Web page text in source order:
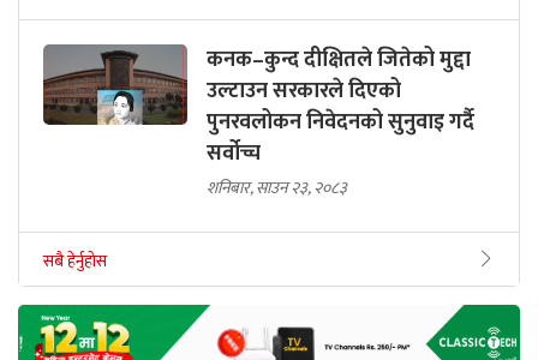
कनक–कुन्द दीक्षितले जितेको मुद्दा
उल्टाउन सरकारले दिएको
पुनरवलोकन निवेदनको सुनुवाइ गर्दै
सर्वोच्च
शनिबार, साउन २३, २०८३
सबै हेर्नुहोस